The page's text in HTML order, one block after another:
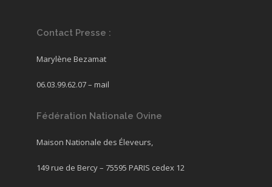
Contact Presse :
Marylène Bezamat
06.03.99.62.07 – mail
Fédération Nationale Ovine
Maison Nationale des Éleveurs,
149 rue de Bercy – 75595 PARIS cedex 12